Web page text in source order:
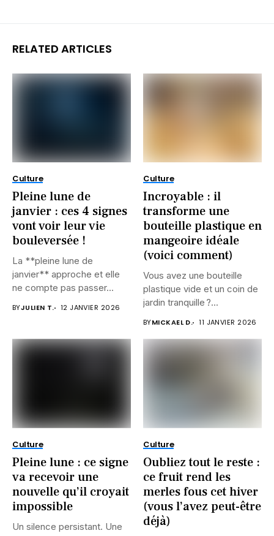
RELATED ARTICLES
Culture
Pleine lune de
janvier : ces 4 signes
vont voir leur vie
bouleversée !
La **pleine lune de
janvier** approche et elle
ne compte pas passer...
BYJULIEN T. 12 JANVIER 2026
Culture
Incroyable : il
transforme une
bouteille plastique en
mangeoire idéale
(voici comment)
Vous avez une bouteille
plastique vide et un coin de
jardin tranquille ?...
BYMICKAEL D. 11 JANVIER 2026
Culture
Pleine lune : ce signe
va recevoir une
nouvelle qu’il croyait
impossible
Un silence persistant. Une
Culture
Oubliez tout le reste :
ce fruit rend les
merles fous cet hiver
(vous l’avez peut-être
déjà)